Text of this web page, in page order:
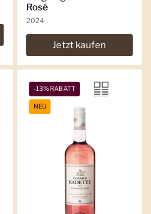
Rosé
2024
Jetzt kaufen
-13% RABATT
NEU